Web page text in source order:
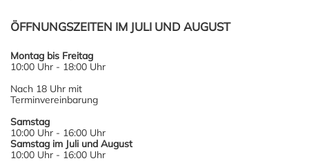
ÖFFNUNGSZEITEN IM JULI UND AUGUST
Montag bis Freitag
10:00 Uhr - 18:00 Uhr
Nach 18 Uhr mit
Terminvereinbarung
Samstag
10:00 Uhr - 16:00 Uhr
Samstag im Juli und August
10:00 Uhr - 16:00 Uhr